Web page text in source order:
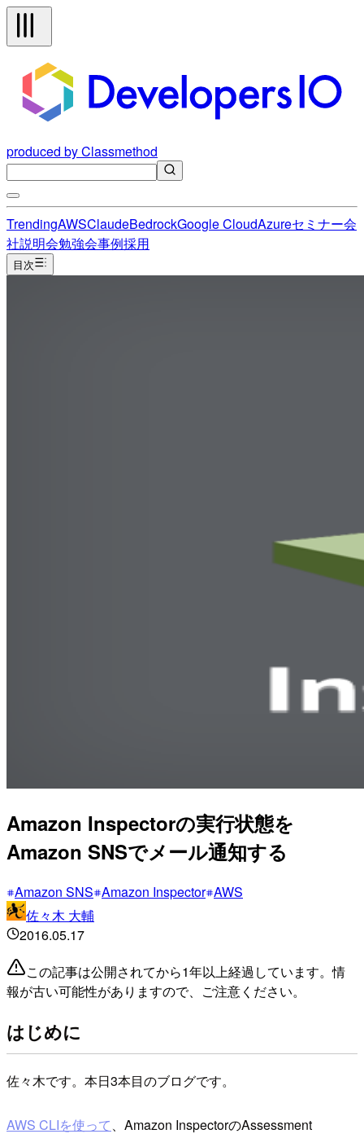
produced by Classmethod
TrendingAWSClaudeBedrockGoogle CloudAzureセミナー会
社説明会勉強会事例採用
目次
Amazon Inspectorの実行状態を
Amazon SNSでメール通知する
Amazon SNS Amazon Inspector AWS
佐々木 大輔
2016.05.17
この記事は公開されてから1年以上経過しています。情
報が古い可能性がありますので、ご注意ください。
はじめに
佐々木です。本日3本目のブログです。
AWS CLIを使って、Amazon InspectorのAssessment